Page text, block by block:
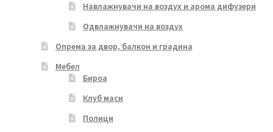
Навлажнувачи на воздух и арома дифузери
Одвлажнувачи на воздух
Опрема за двор, балкон и градина
Мебел
Бироа
Клуб маси
Полици